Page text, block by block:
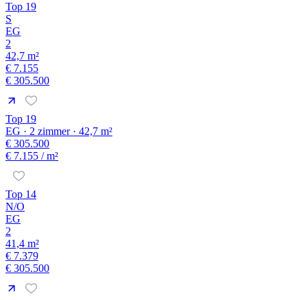
Top 19
S
EG
2
42,7 m²
€ 7.155
€ 305.500
Top 19
EG · 2 zimmer · 42,7 m²
€ 305.500
€ 7.155 / m²
Top 14
N/O
EG
2
41,4 m²
€ 7.379
€ 305.500